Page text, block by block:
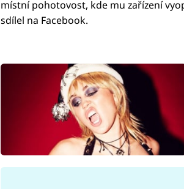
místní pohotovost, kde mu zařízení
sdílel na Facebook.